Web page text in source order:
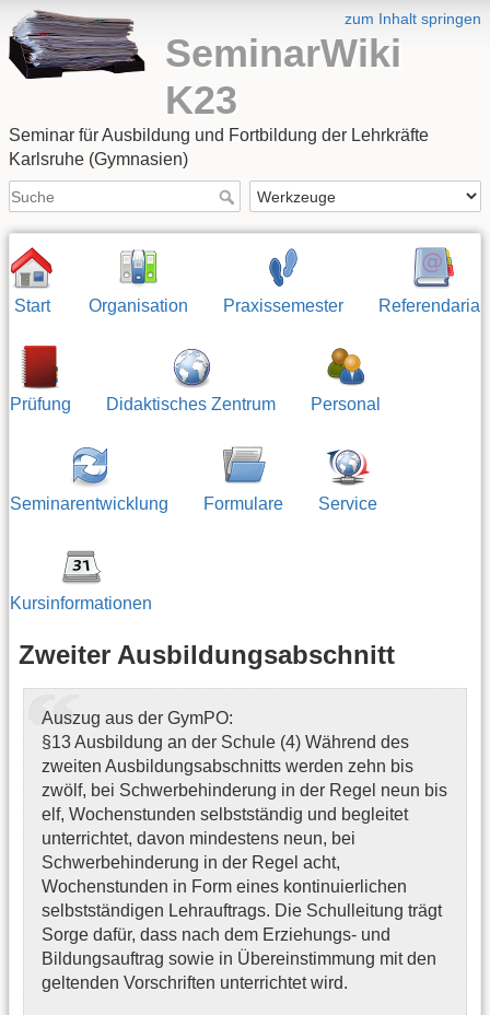
zum Inhalt springen
SeminarWiki
K23
Seminar für Ausbildung und Fortbildung der Lehrkräfte
Karlsruhe (Gymnasien)
Start Organisation Praxissemester Referendariat
Prüfung Didaktisches Zentrum Personal
Seminarentwicklung Formulare Service
Kursinformationen
Zweiter Ausbildungsabschnitt
Auszug aus der GymPO:
§13 Ausbildung an der Schule (4) Während des
zweiten Ausbildungsabschnitts werden zehn bis
zwölf, bei Schwerbehinderung in der Regel neun bis
elf, Wochenstunden selbstständig und begleitet
unterrichtet, davon mindestens neun, bei
Schwerbehinderung in der Regel acht,
Wochenstunden in Form eines kontinuierlichen
selbstständigen Lehrauftrags. Die Schulleitung trägt
Sorge dafür, dass nach dem Erziehungs- und
Bildungsauftrag sowie in Übereinstimmung mit den
geltenden Vorschriften unterrichtet wird.